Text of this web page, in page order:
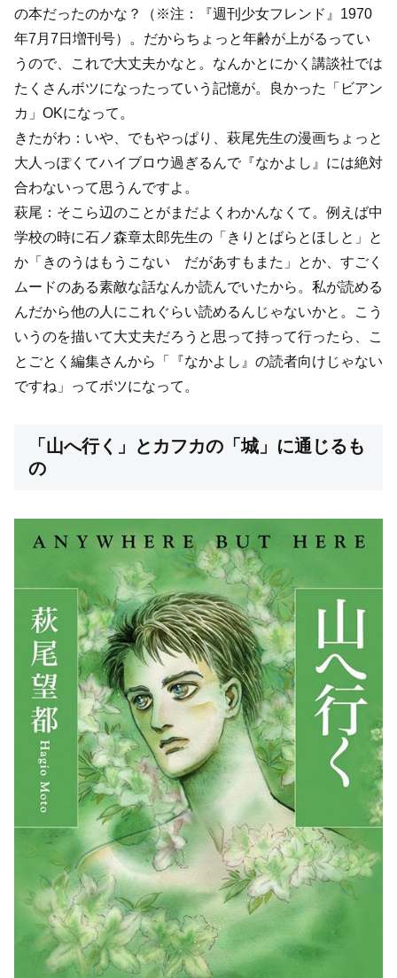
の本だったのかな？（※注：『週刊少女フレンド』1970
年7月7日増刊号）。だからちょっと年齢が上がるってい
うので、これで大丈夫かなと。なんかとにかく講談社では
たくさんボツになったっていう記憶が。良かった「ビアン
カ」OKになって。
きたがわ：いや、でもやっぱり、萩尾先生の漫画ちょっと
大人っぽくてハイブロウ過ぎるんで『なかよし』には絶対
合わないって思うんですよ。
萩尾：そこら辺のことがまだよくわかんなくて。例えば中
学校の時に石ノ森章太郎先生の「きりとばらとほしと」と
か「きのうはもうこない だがあすもまた」とか、すごく
ムードのある素敵な話なんか読んでいたから。私が読める
んだから他の人にこれぐらい読めるんじゃないかと。こう
いうのを描いて大丈夫だろうと思って持って行ったら、こ
とごとく編集さんから「『なかよし』の読者向けじゃない
ですね」ってボツになって。
「山へ行く」とカフカの「城」に通じるも
の